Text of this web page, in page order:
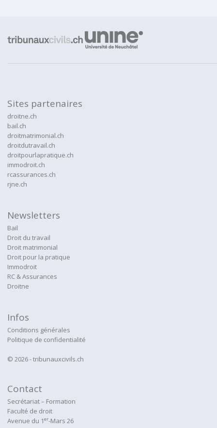
Sites partenaires
droitne.ch
bail.ch
droitmatrimonial.ch
droitdutravail.ch
droitpourlapratique.ch
immodroit.ch
rcassurances.ch
rjne.ch
Newsletters
Bail
Droit du travail
Droit matrimonial
Droit pour la pratique
Immodroit
RC & Assurances
Droitne
Infos
Conditions générales
Politique de confidentialité
© 2026 - tribunauxcivils.ch
Contact
Secrétariat – Formation
Faculté de droit
Avenue du 1er-Mars 26